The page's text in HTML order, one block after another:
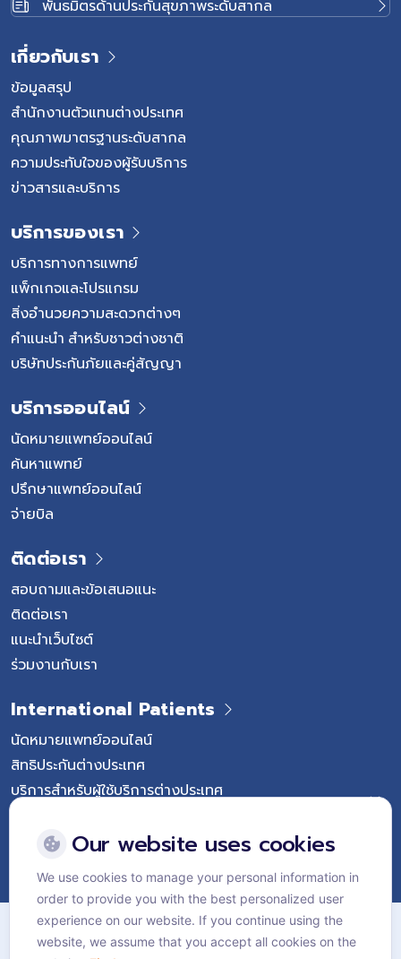
พันธมิตรด้านประกันสุขภาพระดับสากล
เกี่ยวกับเรา
ข้อมูลสรุป
สำนักงานตัวแทนต่างประเทศ
คุณภาพมาตรฐานระดับสากล
ความประทับใจของผู้รับบริการ
ข่าวสารและบริการ
บริการของเรา
บริการทางการแพทย์
แพ็กเกจและโปรแกรม
สิ่งอำนวยความสะดวกต่างๆ
คำแนะนำ สำหรับชาวต่างชาติ
บริษัทประกันภัยและคู่สัญญา
บริการออนไลน์
นัดหมายแพทย์ออนไลน์
ค้นหาแพทย์
ปรึกษาแพทย์ออนไลน์
จ่ายบิล
ติดต่อเรา
สอบถามและข้อเสนอแนะ
ติดต่อเรา
แนะนำเว็บไซต์
ร่วมงานกับเรา
International Patients
นัดหมายแพทย์ออนไลน์
สิทธิประกันต่างประเทศ
บริการสำหรับผู้ใช้บริการต่างประเทศ
Follow Vejthani International Hospital
แผนผังเว็บไซต์
นโยบายส่วนบุคคล
Our website uses cookies
We use cookies to manage your personal information in
order to provide you with the best personalized user
experience on our website. If you continue using the
website, we assume that you accept all cookies on the